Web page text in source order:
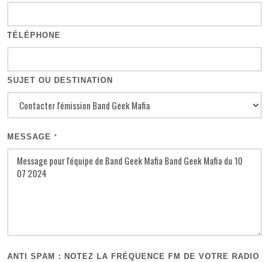
TÉLÉPHONE
SUJET OU DESTINATION
MESSAGE *
ANTI SPAM : NOTEZ LA FRÉQUENCE FM DE VOTRE RADIO